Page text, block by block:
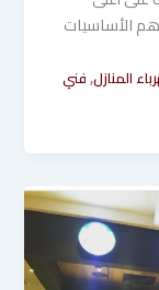
الأساسيات
المنازل,فني